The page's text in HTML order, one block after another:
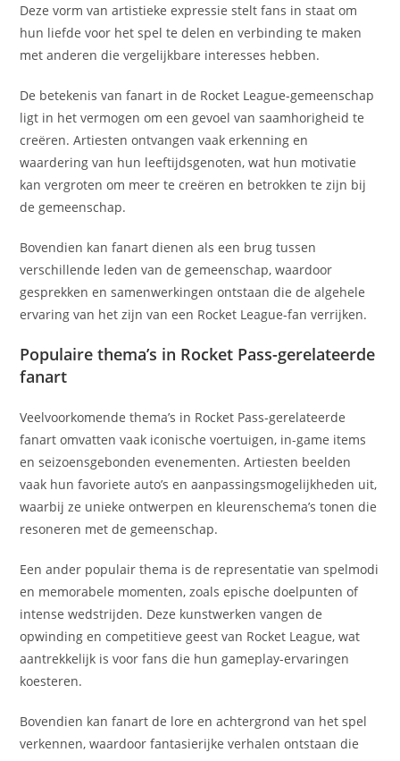
Deze vorm van artistieke expressie stelt fans in staat om
hun liefde voor het spel te delen en verbinding te maken
met anderen die vergelijkbare interesses hebben.
De betekenis van fanart in de Rocket League-gemeenschap
ligt in het vermogen om een gevoel van saamhorigheid te
creëren. Artiesten ontvangen vaak erkenning en
waardering van hun leeftijdsgenoten, wat hun motivatie
kan vergroten om meer te creëren en betrokken te zijn bij
de gemeenschap.
Bovendien kan fanart dienen als een brug tussen
verschillende leden van de gemeenschap, waardoor
gesprekken en samenwerkingen ontstaan die de algehele
ervaring van het zijn van een Rocket League-fan verrijken.
Populaire thema’s in Rocket Pass-gerelateerde
fanart
Veelvoorkomende thema’s in Rocket Pass-gerelateerde
fanart omvatten vaak iconische voertuigen, in-game items
en seizoensgebonden evenementen. Artiesten beelden
vaak hun favoriete auto’s en aanpassingsmogelijkheden uit,
waarbij ze unieke ontwerpen en kleurenschema’s tonen die
resoneren met de gemeenschap.
Een ander populair thema is de representatie van spelmodi
en memorabele momenten, zoals epische doelpunten of
intense wedstrijden. Deze kunstwerken vangen de
opwinding en competitieve geest van Rocket League, wat
aantrekkelijk is voor fans die hun gameplay-ervaringen
koesteren.
Bovendien kan fanart de lore en achtergrond van het spel
verkennen, waardoor fantasierijke verhalen ontstaan die